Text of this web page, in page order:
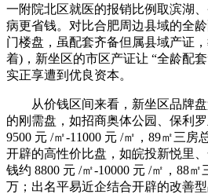
一附院北区就医的报销比例取滨湖
病更省钱。对比合肥周边县域的全
门楼盘，虽配套齐备但属县域产证
着)，新坐区的市区产证让 “全龄配
实正享遭到优良资本。
从价钱区间来看，新坐区品牌盘
的刚需盘，如招商奥体公园、保利
9500 元 /㎡-11000 元 /㎡，89㎡三房
开辟的高性价比盘，如皖投新悦里
钱约 8800 元 /㎡-10000 元 /㎡，88㎡
万；出名平易近企结合开辟的改善